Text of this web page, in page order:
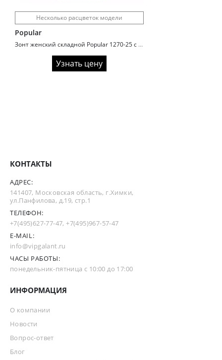
Несколько расцветок модели
Popular
Зонт женский складной Popular 1270-25 с увеличенным куполом
Узнать цену
КОНТАКТЫ
АДРЕС:
141407, Московская область, г.Химки,
ул.Панфилова, д.19, стр.1
ТЕЛЕФОН:
+7(495)627-77-47,+7(495)967-57-47
E-MAIL:
info@vipgalant.ru
ЧАСЫ РАБОТЫ:
понедельник-пятница с 10:00 до 17:00
ИНФОРМАЦИЯ
О компании
Новости
Вопрос-ответ
Блог